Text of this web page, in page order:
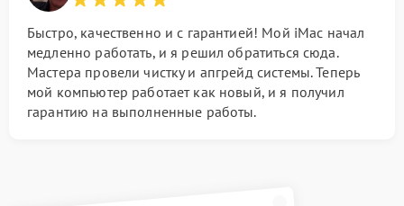
Быстро, качественно и с гарантией! Мой iMac начал
медленно работать, и я решил обратиться сюда.
Мастера провели чистку и апгрейд системы. Теперь
мой компьютер работает как новый, и я получил
гарантию на выполненные работы.